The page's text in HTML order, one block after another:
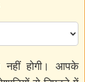
नहीं होगी। आपके